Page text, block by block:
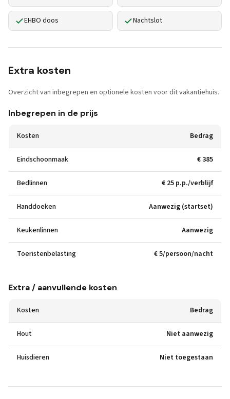
EHBO doos Nachtslot
Extra kosten
Overzicht van inbegrepen en optionele kosten voor dit vakantiehuis.
Inbegrepen in de prijs
Kosten Bedrag
Eindschoonmaak € 385
Bedlinnen € 25 p.p./verblijf
Handdoeken Aanwezig (startset)
Keukenlinnen Aanwezig
Toeristenbelasting € 5/persoon/nacht
Extra / aanvullende kosten
Kosten Bedrag
Hout Niet aanwezig
Huisdieren Niet toegestaan